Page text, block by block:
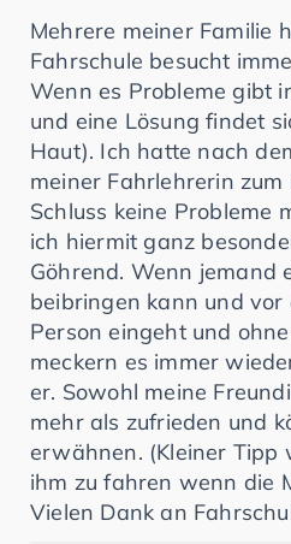
Mehrere meiner Familie
Fahrschule besucht
Wenn es Probleme gibt
und eine Lösung findet
Haut). Ich hatte nach
meiner Fahrlehrerin
Schluss keine Probleme
ich hiermit ganz
Göhrend. Wenn jemand
beibringen kann und vor
Person eingeht und
meckern es immer
er. Sowohl meine
mehr als zufrieden und
erwähnen. (Kleiner Tipp
ihm zu fahren wenn die
Vielen Dank an